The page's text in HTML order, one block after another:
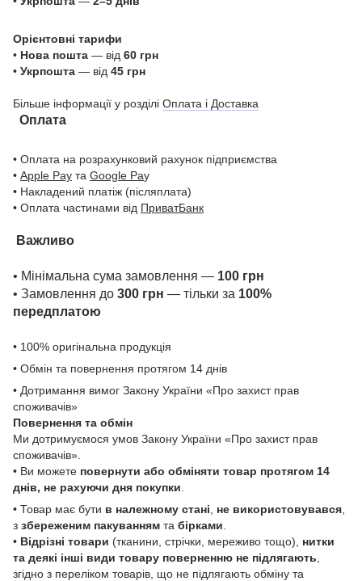
Орієнтовні тарифи
• Нова пошта — від 60 грн
• Укрпошта — від 45 грн
Більше інформації у розділі Оплата і Доставка
Оплата
• Оплата на розрахунковий рахунок підприємства
• Apple Pay та Google Pay
• Накладений платіж (післяплата)
• Оплата частинами від ПриватБанк
Важливо
• Мінімальна сума замовлення — 100 грн
• Замовлення до 300 грн — тільки за 100%
передплатою
• 100% оригінальна продукція
• Обмін та повернення протягом 14 днів
• Дотримання вимог Закону України «Про захист прав
споживачів»
Повернення та обмін
Ми дотримуємося умов Закону України «Про захист прав
споживачів».
• Ви можете повернути або обміняти товар протягом 14
днів, не рахуючи дня покупки
• Товар має бути в належному стані не використовувався
з збереженим пакуванням та бірками
• Відрізні товари (тканини, стрічки, мереживо тощо), нитки
та деякі інші види товару поверненню не підлягають
згідно з переліком товарів, що не підлягають обміну та